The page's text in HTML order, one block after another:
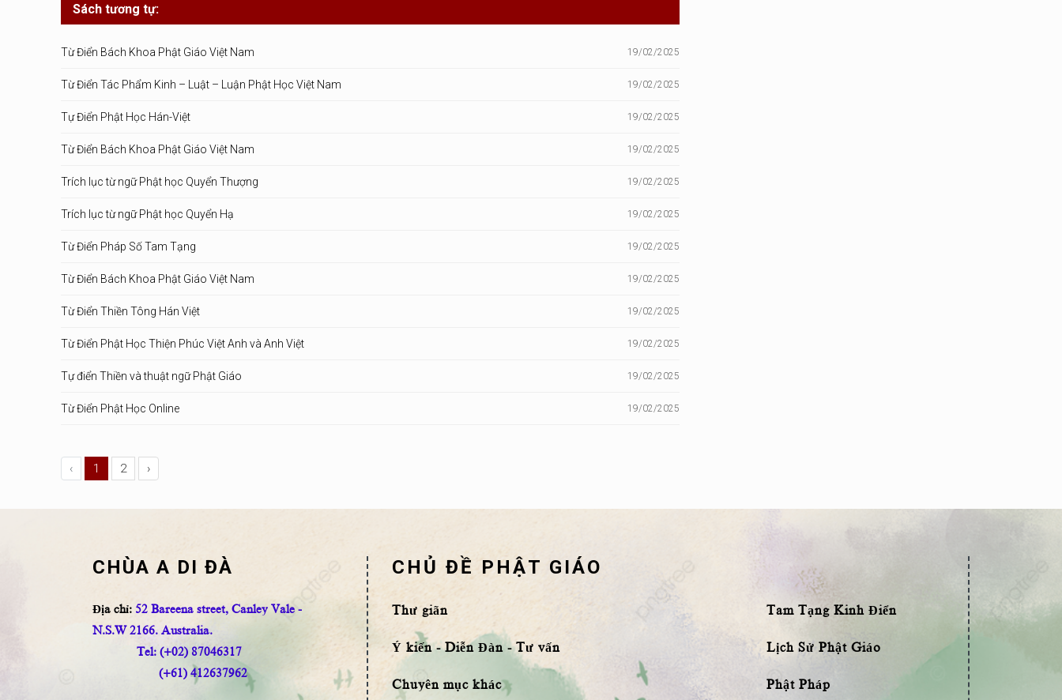
Sách tương tự:
Từ Điển Bách Khoa Phật Giáo Việt Nam 19/02/2025
Từ Điển Tác Phẩm Kinh – Luật – Luận Phật Học Việt Nam 19/02/2025
Tự Điển Phật Học Hán-Việt 19/02/2025
Từ Điển Bách Khoa Phật Giáo Việt Nam 19/02/2025
Trích lục từ ngữ Phật học Quyển Thượng 19/02/2025
Trích lục từ ngữ Phật học Quyển Hạ 19/02/2025
Từ Điển Pháp Số Tam Tạng 19/02/2025
Từ Điển Bách Khoa Phật Giáo Việt Nam 19/02/2025
Từ Điển Thiền Tông Hán Việt 19/02/2025
Từ Điển Phật Học Thiện Phúc Việt Anh và Anh Việt 19/02/2025
Tự điển Thiền và thuật ngữ Phật Giáo 19/02/2025
Từ Điển Phật Học Online 19/02/2025
‹ 1 2 ›
CHÙA A DI ĐÀ
Địa chỉ: 52 Bareena street, Canley Vale -
N.S.W 2166. Australia.
Tel: (+02) 87046317
(+61) 412637962
CHỦ ĐỀ PHẬT GIÁO
Thư giãn
Ý kiến - Diễn Đàn - Tư vấn
Chuyên mục khác
Tam Tạng Kinh Điển
Lịch Sử Phật Giáo
Phật Pháp